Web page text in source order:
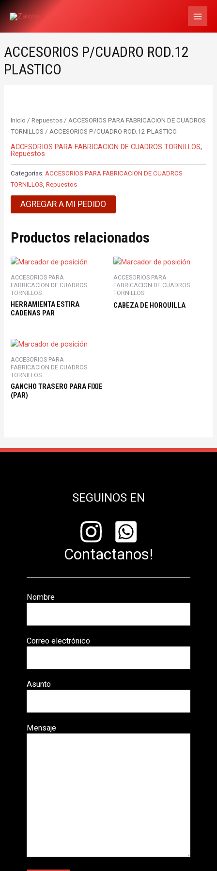
ACCESORIOS P/CUADRO ROD.12
PLASTICO
Inicio /Repuestos / ACCESORIOS PARA FABRICACION DE CUADROS
TORNILLOS / ACCESORIOS P/CUADRO ROD.12 PLASTICO
ACCESORIOS PARA FABRICACION DE CUADROS TORNILLOS,
Repuestos
Categorías:ACCESORIOS PARA FABRICACION DE CUADROS
TORNILLOS,Repuestos
AGREGAR A MI PEDIDO
Productos relacionados
ACCESORIOS PARA
FABRICACION DE CUADROS
TORNILLOS
HERRAMIENTA ESTIRA
CADENAS PAR
ACCESORIOS PARA
FABRICACION DE CUADROS
TORNILLOS
CABEZA DE HORQUILLA
ACCESORIOS PARA
FABRICACION DE CUADROS
TORNILLOS
GANCHO TRASERO PARA FIXIE
(PAR)
SEGUINOS EN
Contactanos!
Nombre
Correo electrónico
Asunto
Mensaje